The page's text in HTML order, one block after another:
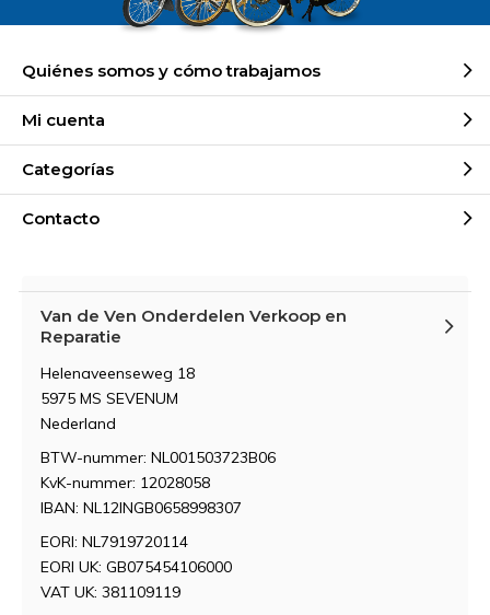
Quiénes somos y cómo trabajamos
Mi cuenta
Categorías
Contacto
Van de Ven Onderdelen Verkoop en
Reparatie
Helenaveenseweg 18
5975 MS SEVENUM
Nederland
BTW-nummer: NL001503723B06
KvK-nummer: 12028058
IBAN: NL12INGB0658998307
EORI: NL7919720114
EORI UK: GB075454106000
VAT UK: 381109119